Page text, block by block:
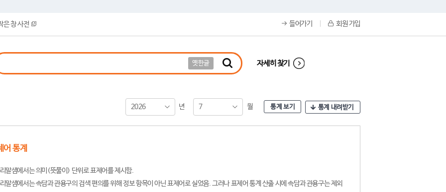
은 창 사전 들어가기 회원 가입
옛한글 자세히 찾기
2026 년 7 월 통계 보기 통계 내려받기
어 통계
말샘에서는 의미(뜻풀이) 단위로 표제어를 제시함.
말샘에서는 속담과 관용구의 검색 편의를 위해 정보 항목이 아닌 표제어로 실었음. 그러나 표제어 통계 산출 시에 속담과 관용구는 제외